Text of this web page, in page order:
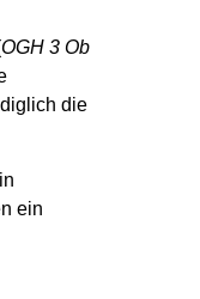
OGH 3 Ob
die
ein